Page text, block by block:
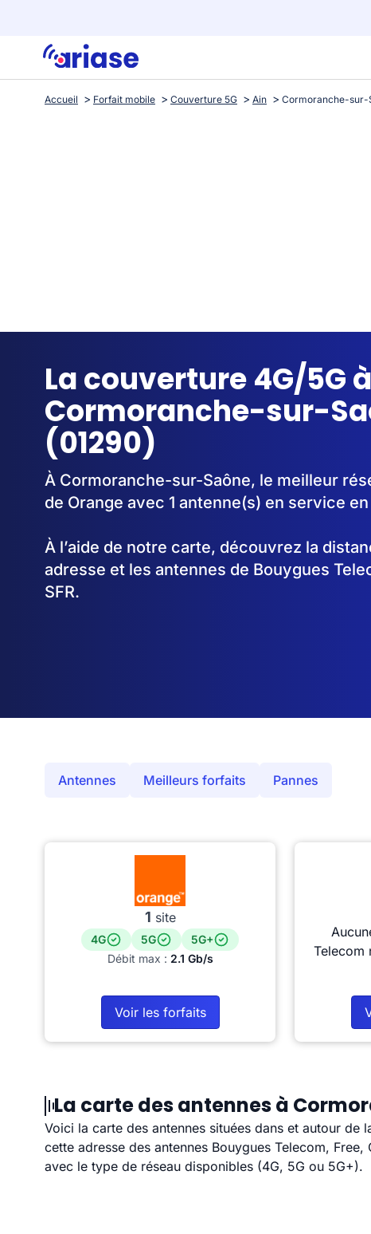
Accueil Forfait mobile Couverture 5G Ain Cormoranche-sur-
La couverture 4G/5G à
Cormoranche-sur-
(01290)
À Cormoranche-sur-Saône, le meilleur
de Orange avec 1 antenne(s) en service
À l’aide de notre carte, découvrez la
adresse et les antennes de Bouygues
SFR.
Antennes Meilleurs forfaits Pannes
1 site
4G 5G
5G+
Débit max : 2.1 Gb/s
Voir les forfaits
Telecom
La carte des antennes à
Voici la carte des antennes situées dans et autour
cette adresse des antennes Bouygues Telecom,
avec le type de réseau disponibles (4G, 5G ou 5G+).